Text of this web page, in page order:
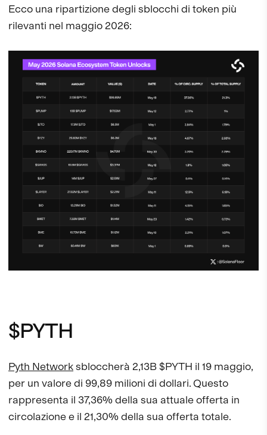
Ecco una ripartizione degli sblocchi di token più
rilevanti nel maggio 2026:
$PYTH
Pyth Networksbloccherà 2,13B $PYTH il 19 maggio,
per un valore di 99,89 milioni di dollari. Questo
rappresenta il 37,36% della sua attuale offerta in
circolazione e il 21,30% della sua offerta totale.